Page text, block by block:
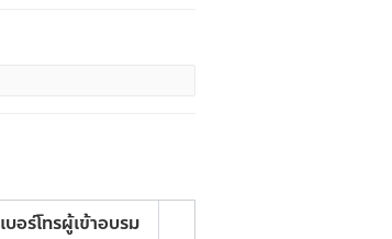
เบอร์โทรผู้เข้าอบรม